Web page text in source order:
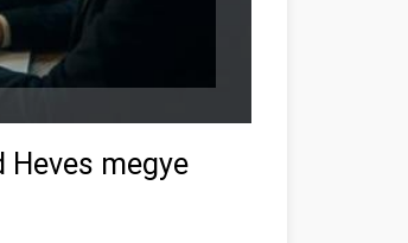
Heves megye